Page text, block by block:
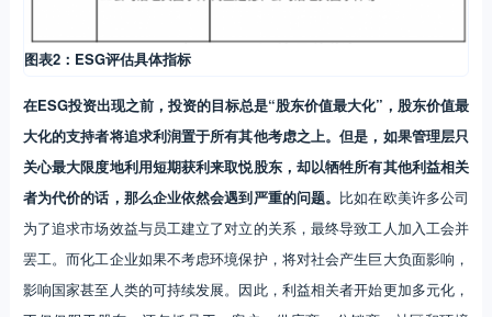
图表2：ESG评估具体指标
在ESG投资出现之前，投资的目标总是“股东价值最大化”，股东价值最
大化的支持者将追求利润置于所有其他考虑之上。但是，如果管理层只
关心最大限度地利用短期获利来取悦股东，却以牺牲所有其他利益相关
者为代价的话，那么企业依然会遇到严重的问题。 比如在欧美许多公司
为了追求市场效益与员工建立了对立的关系，最终导致工人加入工会并
罢工。而化工企业如果不考虑环境保护，将对社会产生巨大负面影响，
影响国家甚至人类的可持续发展。因此，利益相关者开始更加多元化，